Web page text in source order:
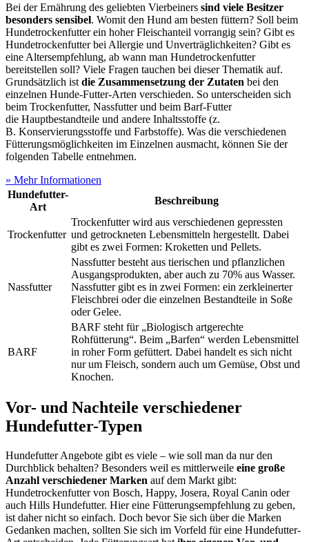
Bei der Ernährung des geliebten Vierbeiners sind viele Besitzer
besonders sensibel. Womit den Hund am besten füttern? Soll beim
Hundetrockenfutter ein hoher Fleischanteil vorrangig sein? Gibt es
Hundetrockenfutter bei Allergie und Unverträglichkeiten? Gibt es
eine Altersempfehlung, ab wann man Hundetrockenfutter
bereitstellen soll? Viele Fragen tauchen bei dieser Thematik auf.
Grundsätzlich ist die Zusammensetzung der Zutaten bei den
einzelnen Hunde-Futter-Arten verschieden. So unterscheiden sich
beim Trockenfutter, Nassfutter und beim Barf-Futter
die Hauptbestandteile und andere Inhaltsstoffe (z.
B. Konservierungsstoffe und Farbstoffe). Was die verschiedenen
Fütterungsmöglichkeiten im Einzelnen ausmacht, können Sie der
folgenden Tabelle entnehmen.
» Mehr Informationen
Hundefutter-
Art
Beschreibung
Trockenfutter
Trockenfutter wird aus verschiedenen gepressten
und getrockneten Lebensmitteln hergestellt. Dabei
gibt es zwei Formen: Kroketten und Pellets.
Nassfutter
Nassfutter besteht aus tierischen und pflanzlichen
Ausgangsprodukten, aber auch zu 70% aus Wasser.
Nassfutter gibt es in zwei Formen: ein zerkleinerter
Fleischbrei oder die einzelnen Bestandteile in Soße
oder Gelee.
BARF
BARF steht für „Biologisch artgerechte
Rohfütterung“. Beim „Barfen“ werden Lebensmittel
in roher Form gefüttert. Dabei handelt es sich nicht
nur um Fleisch, sondern auch um Gemüse, Obst und
Knochen.
Vor- und Nachteile verschiedener
Hundefutter-Typen
Hundefutter Angebote gibt es viele – wie soll man da nur den
Durchblick behalten? Besonders weil es mittlerweile eine große
Anzahl verschiedener Marken auf dem Markt gibt:
Hundetrockenfutter von Bosch, Happy, Josera, Royal Canin oder
auch Hills Hundefutter. Hier eine Fütterungsempfehlung zu geben,
ist daher nicht so einfach. Doch bevor Sie sich über die Marken
Gedanken machen, sollten Sie sich im Vorfeld für eine Hundefutter-